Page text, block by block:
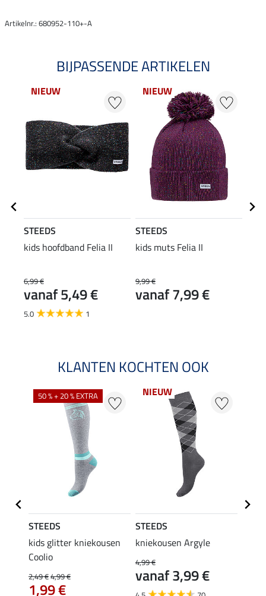
Artikelnr.: 680952-110+-A
BIJPASSENDE ARTIKELEN
NIEUW
STEEDS
kids hoofdband Felia II
6,99 €
vanaf 5,49 €
5.0 1
NIEUW
STEEDS
kids muts Felia II
9,99 €
vanaf 7,99 €
KLANTEN KOCHTEN OOK
50 % + 20 % EXTRA
STEEDS
kids glitter kniekousen
Coolio
2,49 €4,99 €
1,99 €
NIEUW
STEEDS
kniekousen Argyle
4,99 €
vanaf 3,99 €